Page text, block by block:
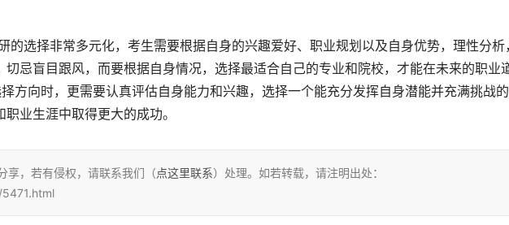
切忌盲目跟风，而要根据自身情况，选择最适合自己的专业和院校，才能在未来的职业
方向时，更需要认真评估自身能力和兴趣，选择一个能充分发挥自身潜能并充满挑战
业生涯中取得更大的成功。
享，若有侵权，请联系我们（点这里联系）处理。如若转载，请注明出处：